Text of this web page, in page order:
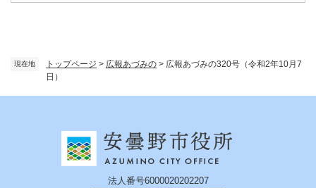
現在地 トップページ > 広報あづみの > 広報あづみの320号（令和2年10月7
日）
法人番号6000020202207